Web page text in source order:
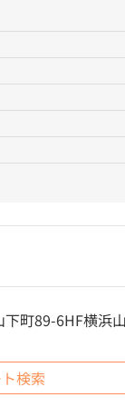
町89-6HF横浜
検索